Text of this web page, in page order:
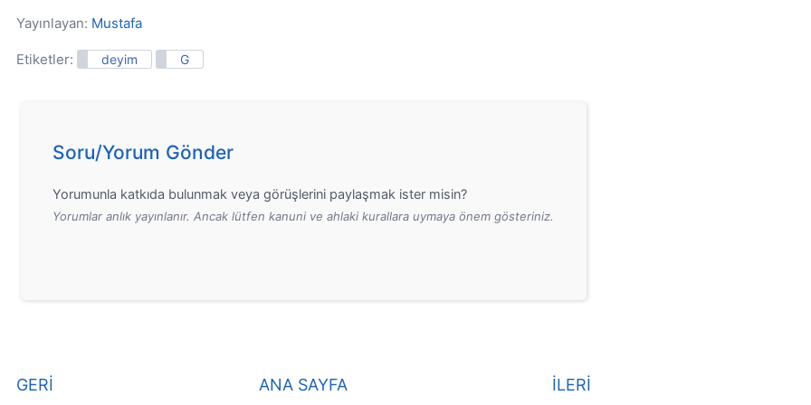
Yayınlayan: Mustafa
Etiketler: deyim G
Soru/Yorum Gönder
Yorumunla katkıda bulunmak veya görüşlerini paylaşmak ister misin?
Yorumlar anlık yayınlanır. Ancak lütfen kanuni ve ahlaki kurallara uymaya önem gösteriniz.
GERİ İLERİ
ANA SAYFA